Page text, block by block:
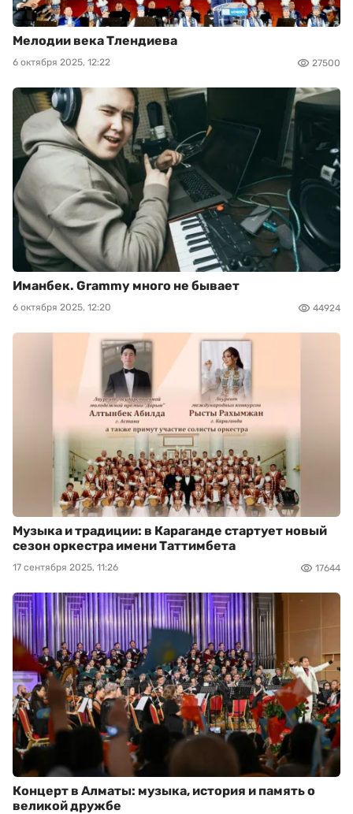
Мелодии века Тлендиева
6 октября 2025, 12:22 27500
Иманбек. Grammy много не бывает
6 октября 2025, 12:20 44924
Музыка и традиции: в Караганде стартует новый
сезон оркестра имени Таттимбета
17 сентября 2025, 11:26 17644
Концерт в Алматы: музыка, история и память о
великой дружбе